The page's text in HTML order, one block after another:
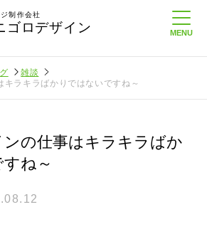
制作会社
ゴロデザイン
雑談
キラキラばかりではないですね～
の仕事はキラキラばか
ね～